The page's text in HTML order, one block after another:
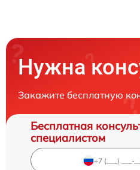
Нужна
Закажите бесплатную
Бесплатная
специалистом